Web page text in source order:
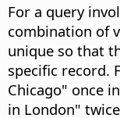
For a query
combination of
unique so that
specific record.
Chicago" once
in London"